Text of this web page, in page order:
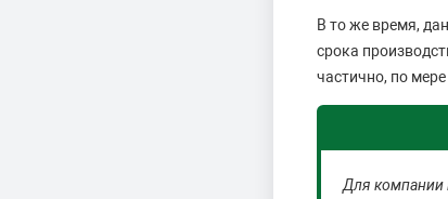
В то же время,
срока
частично, по
Для компании